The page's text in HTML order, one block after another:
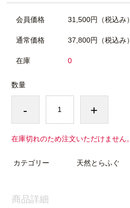
会員価格 31,500円 （税込み）
通常価格 37,800円 （税込み）
在庫 0
数量
- +
在庫切れのため注文いただけません。
カテゴリー 天然とらふぐ
商品詳細